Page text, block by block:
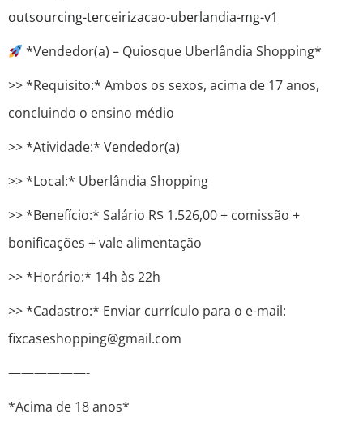
outsourcing-terceirizacao-uberlandia-mg-v1
*Vendedor(a) – Quiosque Uberlândia Shopping*
>> *Requisito:* Ambos os sexos, acima de 17 anos,
concluindo o ensino médio
>> *Atividade:* Vendedor(a)
>> *Local:* Uberlândia Shopping
>> *Benefício:* Salário R$ 1.526,00 + comissão +
bonificações + vale alimentação
>> *Horário:* 14h às 22h
>> *Cadastro:* Enviar currículo para o e-mail:
fixcaseshopping@gmail.com
——————-
*Acima de 18 anos*